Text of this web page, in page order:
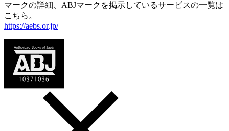
マークの詳細、ABJマークを掲示しているサービスの一覧は
こちら。
https://aebs.or.jp/